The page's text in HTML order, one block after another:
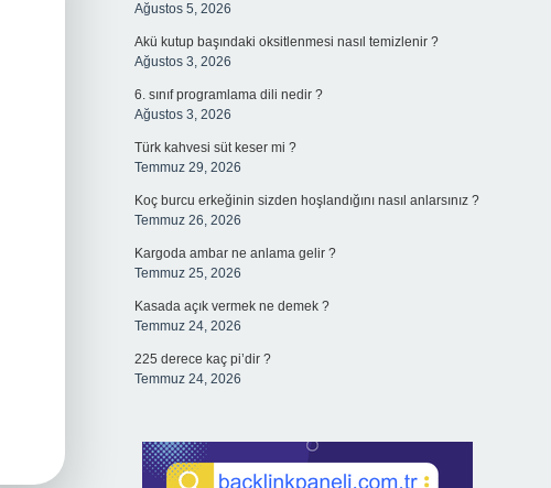
Ağustos 5, 2026
Akü kutup başındaki oksitlenmesi nasıl temizlenir ?
Ağustos 3, 2026
6. sınıf programlama dili nedir ?
Ağustos 3, 2026
Türk kahvesi süt keser mi ?
Temmuz 29, 2026
Koç burcu erkeğinin sizden hoşlandığını nasıl anlarsınız ?
Temmuz 26, 2026
Kargoda ambar ne anlama gelir ?
Temmuz 25, 2026
Kasada açık vermek ne demek ?
Temmuz 24, 2026
225 derece kaç pi’dir ?
Temmuz 24, 2026